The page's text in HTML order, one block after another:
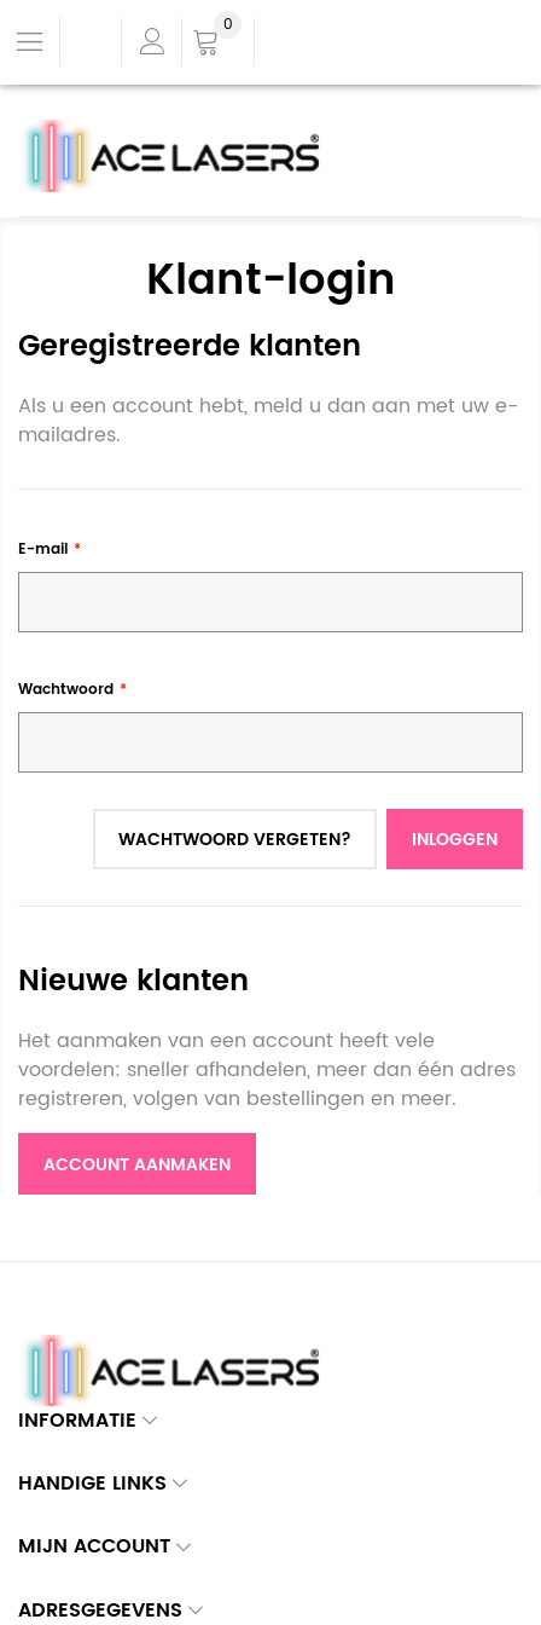
0
Klant-login
Geregistreerde klanten
Als u een account hebt, meld u dan aan met uw e-
mailadres.
E-mail
Wachtwoord
INLOGGEN
WACHTWOORD VERGETEN?
Nieuwe klanten
Het aanmaken van een account heeft vele
voordelen: sneller afhandelen, meer dan één adres
registreren, volgen van bestellingen en meer.
ACCOUNT AANMAKEN
INFORMATIE
HANDIGE LINKS
MIJN ACCOUNT
ADRESGEGEVENS